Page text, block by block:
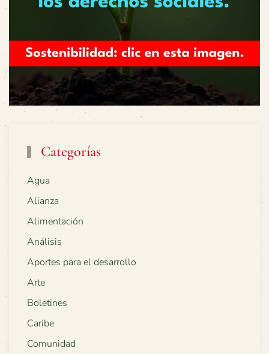
Categorías
Agua
Alianza
Alimentación
Análisis
Aportes para el desarrollo
Arte
Boletines
Caribe
Comunidad